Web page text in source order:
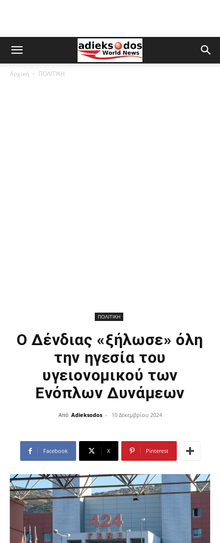
Αρχική ΠΟΛΙΤΙΚΗ
ΠΟΛΙΤΙΚΗ
Ο Δένδιας «ξήλωσε» όλη
την ηγεσία του
υγειονομικού των
Ενόπλων Δυνάμεων
Από Adieksodos - 10 Δεκεμβρίου 2024
Facebook X Pinterest